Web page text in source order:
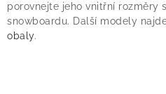
á
d
a
porovnejte jeho vnitřní rozměry
snowboardu. Další modely
obaly.